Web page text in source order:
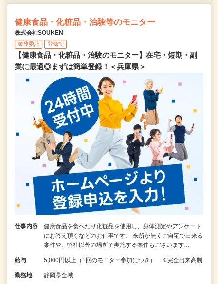
健康食品・化粧品・治験等のモニター
株式会社SOUKEN
業務委託 登録制
【健康食品・化粧品・治験のモニター】在宅・短期・副
業に最適◎まずは簡単登録！＜兵庫県＞
仕事内容
健康食品を食べたり化粧品を使用し、身体測定やアンケート
にお答え頂くなどのお仕事です。 来所が無くご自宅で出来る
案件や、弊社以外の場所で実施する案件もございます…
給与 5,000円以上（1回のモニター参加につき） ※完全出来高制
勤務地 静岡県全域